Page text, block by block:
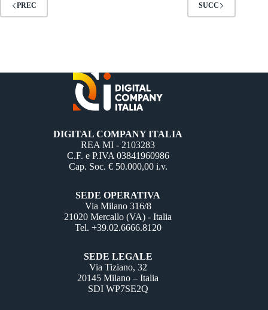
PREC SUCC
DIGITAL COMPANY ITALIA
REA MI - 2103283
C.F. e P.IVA 03841960986
Cap. Soc. € 50.000,00 i.v.
SEDE OPERATIVA
Via Milano 316/8
21020 Mercallo (VA) - Italia
Tel. +39.02.6666.8120
SEDE LEGALE
Via Tiziano, 32
20145 Milano – Italia
SDI WP7SE2Q